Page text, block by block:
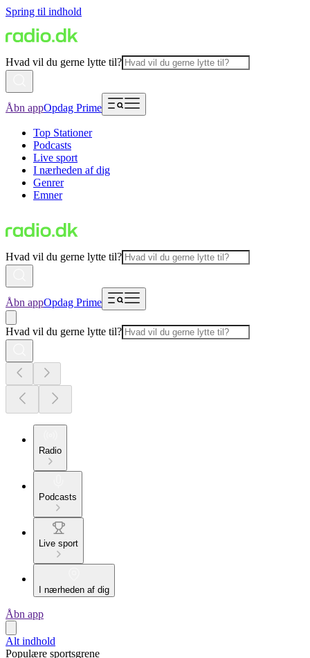
Spring til indhold
Hvad vil du gerne lytte til?
Åbn appOpdag Prime
Top Stationer
Podcasts
Live sport
I nærheden af dig
Genrer
Emner
Hvad vil du gerne lytte til?
Åbn appOpdag Prime
Hvad vil du gerne lytte til?
Radio
Podcasts
Live sport
I nærheden af dig
Åbn app
Alt indhold
Populære sportsgrene